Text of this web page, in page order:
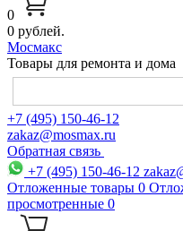
0
0 рублей.
Мосмакс
Товары для ремонта и дома
+7 (495) 150-46-12
zakaz@mosmax.ru
Обратная связь
+7 (495) 150-46-12
Отложенные товары 0
просмотренные 0